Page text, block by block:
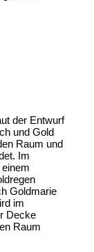
der Entwurf
und Gold
Raum und
Im
Goldmarie
im
Decke
Raum